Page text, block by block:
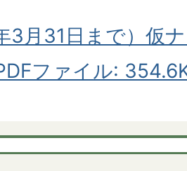
3月31日まで）仮
ファイル: